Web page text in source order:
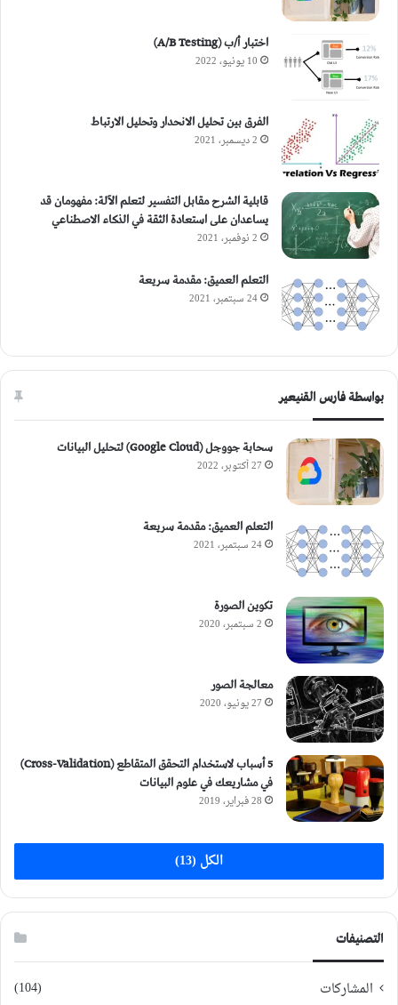
اختبار أ/ب (A/B Testing)
10 يونيو، 2022
الفرق بين تحليل الانحدار وتحليل الارتباط
2 ديسمبر، 2021
قابلية الشرح مقابل التفسير لتعلم الآلة: مفهومان قد
يساعدان على استعادة الثقة في الذكاء الاصطناعي
2 نوفمبر، 2021
التعلم العميق: مقدمة سريعة
24 سبتمبر، 2021
بواسطة فارس القنيعير
سحابة جووجل (Google Cloud) لتحليل البيانات
27 أكتوبر، 2022
التعلم العميق: مقدمة سريعة
24 سبتمبر، 2021
تكوين الصورة
2 سبتمبر، 2020
معالجة الصور
27 يونيو، 2020
5 أسباب لاستخدام التحقق المتقاطع (Cross-Validation)
في مشاريعك في علوم البيانات
28 فبراير، 2019
الكل (13)
التصنيفات
المشاركات (104)